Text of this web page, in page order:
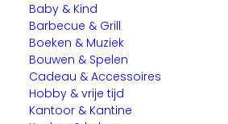
Baby & Kind
Barbecue & Grill
Boeken & Muziek
Bouwen & Spelen
Cadeau & Accessoires
Hobby & vrije tijd
Kantoor & Kantine
Home Speelgoed
Kinderbouwsets
Met onze kinderbouwsets kunnen
fantasie en technische vaardigheden